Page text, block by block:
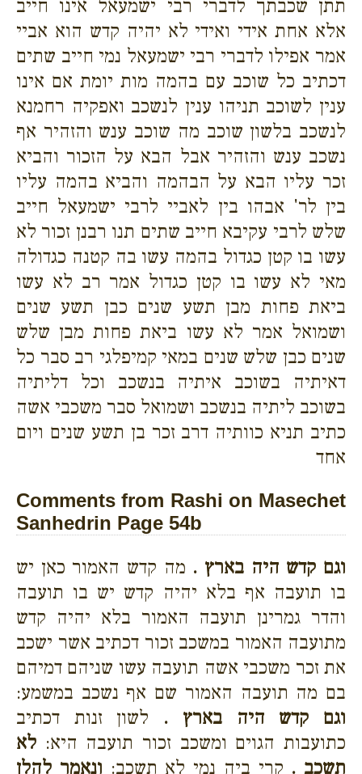
תתן שכבתך לדברי רבי ישמעאל אינו חייב
אלא אחת אידי ואידי לא יהיה קדש הוא אביי
אמר אפילו לדברי רבי ישמעאל נמי חייב שתים
דכתיב כל שוכב עם בהמה מות יומת אם אינו
ענין לשוכב תניהו ענין לנשכב ואפקיה רחמנא
לנשכב בלשון שוכב מה שוכב ענש והזהיר אף
נשכב ענש והזהיר אבל הבא על הזכור והביא
זכר עליו הבא על הבהמה והביא בהמה עליו
בין לר' אבהו בין לאביי לרבי ישמעאל חייב
שלש לרבי עקיבא חייב שתים תנו רבנן זכור לא
עשו בו קטן כגדול בהמה עשו בה קטנה כגדולה
מאי לא עשו בו קטן כגדול אמר רב לא עשו
ביאת פחות מבן תשע שנים כבן תשע שנים
ושמואל אמר לא עשו ביאת פחות מבן שלש
שנים כבן שלש שנים במאי קמיפלגי רב סבר כל
דאיתיה בשוכב איתיה בנשכב וכל דליתיה
בשוכב ליתיה בנשכב ושמואל סבר משכבי אשה
כתיב תניא כוותיה דרב זכר בן תשע שנים ויום
אחד
Comments from Rashi on Masechet
Sanhedrin Page 54b
וגם קדש היה בארץ . מה קדש האמור כאן יש
בו תועבה אף בלא יהיה קדש יש בו תועבה
והדר גמרינן תועבה האמור בלא יהיה קדש
מתועבה האמור במשכב זכור דכתיב אשר ישכב
את זכר משכבי אשה תועבה עשו שניהם דמיהם
בם מה תועבה האמור שם אף נשכב במשמע:
וגם קדש היה בארץ . לשון זנות דכתיב
כתועבות הגוים ומשכב זכור תועבה היא: לא
תשכב . קרי ביה נמי לא תשכב: ונאמר להלן